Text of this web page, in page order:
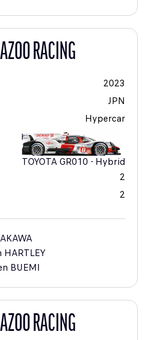
RACING
2023
JPN
Hypercar
TOYOTA GR010 - Hybrid
2
2
HARTLEY
BUEMI
RACING